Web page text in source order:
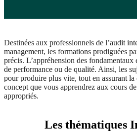
Destinées aux professionnels de l’audit
management, les formations prodiguées
précis. L’appréhension des
de performance ou de qualité. Ainsi, les
pour produire plus vite, tout en assurant
concept que vous apprendrez aux cours
appropriés.
Les thématiques